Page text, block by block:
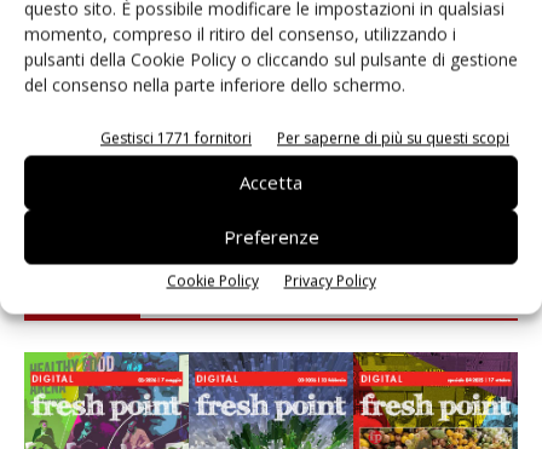
questo sito. È possibile modificare le impostazioni in qualsiasi
momento, compreso il ritiro del consenso, utilizzando i
pulsanti della Cookie Policy o cliccando sul pulsante di gestione
del consenso nella parte inferiore dello schermo.
Gestisci 1771 fornitori Per saperne di più su questi scopi
Accetta
Preferenze
Cookie Policy Privacy Policy
Andamento prezzi ortofrutta in Italia al 27 luglio
2026
Leonardo Odorizzi: “Dobbiamo creare stupore nel
punto di vendita” #vocidellortofrutta